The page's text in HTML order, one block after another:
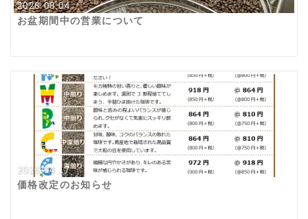
2026.08.04
お盆期間中の営業について
2026.04.17
価格改定のお知らせ